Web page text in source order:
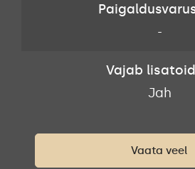
-
Vajab
Jah
Vaata veel